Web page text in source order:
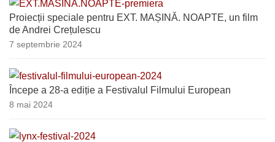
Proiecții speciale pentru EXT. MAȘINĂ. NOAPTE, un film
de Andrei Crețulescu
7 septembrie 2024
Începe a 28-a ediție a Festivalul Filmului European
8 mai 2024